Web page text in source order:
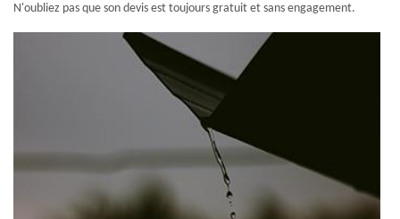
N'oubliez pas que son devis est toujours gratuit et sans engagement.